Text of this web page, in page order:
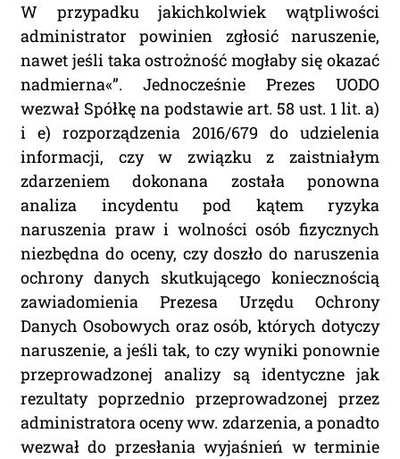
W przypadku jakichkolwiek wątpliwości
administrator powinien zgłosić naruszenie,
nawet jeśli taka ostrożność mogłaby się okazać
nadmierna«”. Jednocześnie Prezes UODO
wezwał Spółkę na podstawie art. 58 ust. 1 lit. a)
i e) rozporządzenia 2016/679 do udzielenia
informacji, czy w związku z zaistniałym
zdarzeniem dokonana została ponowna
analiza incydentu pod kątem ryzyka
naruszenia praw i wolności osób fizycznych
niezbędna do oceny, czy doszło do naruszenia
ochrony danych skutkującego koniecznością
zawiadomienia Prezesa Urzędu Ochrony
Danych Osobowych oraz osób, których dotyczy
naruszenie, a jeśli tak, to czy wyniki ponownie
przeprowadzonej analizy są identyczne jak
rezultaty poprzednio przeprowadzonej przez
administratora oceny ww. zdarzenia, a ponadto
wezwał do przesłania wyjaśnień w terminie